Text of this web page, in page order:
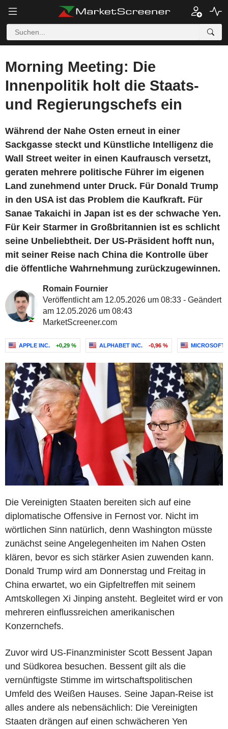
Morning Meeting: Die
Innenpolitik holt die Staats-
und Regierungschefs ein
Während der Nahe Osten erneut in einer
Sackgasse steckt und Künstliche Intelligenz die
Wall Street weiter in einen Kaufrausch versetzt,
geraten mehrere politische Führer im eigenen
Land zunehmend unter Druck. Für Donald Trump
in den USA ist das Problem die Kaufkraft. Für
Sanae Takaichi in Japan ist es der schwache Yen.
Für Keir Starmer in Großbritannien ist es schlicht
seine Unbeliebtheit. Der US-Präsident hofft nun,
mit seiner Reise nach China die Kontrolle über
die öffentliche Wahrnehmung zurückzugewinnen.
Romain Fournier
Veröffentlicht am 12.05.2026 um 08:33 - Geändert
am 12.05.2026 um 08:43
MarketScreener.com
APPLE INC. +0,29 % ALPHABET INC. -0,96 % MICROSOFT
Die Vereinigten Staaten bereiten sich auf eine
diplomatische Offensive in Fernost vor. Nicht im
wörtlichen Sinn natürlich, denn Washington müsste
zunächst seine Angelegenheiten im Nahen Osten
klären, bevor es sich stärker Asien zuwenden kann.
Donald Trump wird am Donnerstag und Freitag in
China erwartet, wo ein Gipfeltreffen mit seinem
Amtskollegen Xi Jinping ansteht. Begleitet wird er von
mehreren einflussreichen amerikanischen
Konzernchefs.
Zuvor wird US-Finanzminister Scott Bessent Japan
und Südkorea besuchen. Bessent gilt als die
vernünftigste Stimme im wirtschaftspolitischen
Umfeld des Weißen Hauses. Seine Japan-Reise ist
alles andere als nebensächlich: Die Vereinigten
Staaten drängen auf einen schwächeren Yen